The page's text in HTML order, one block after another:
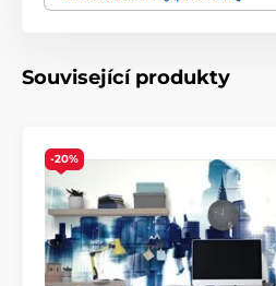
pruhů),343x231(7 pruhů),
Související produkty
-20%